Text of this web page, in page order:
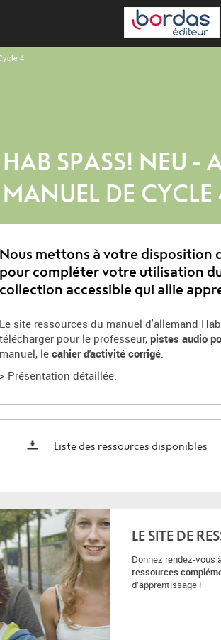
4
HAB SPASS! NEU -
ANUEL DE CYCLE
Nous mettons à votre disposition
pour compléter votre utilisation du
collection accessible qui allie
Le site ressources du manuel d'allemand
télécharger pour le professeur, pistes audio
manuel, lecahier d'activité corrigé.
> Présentation détaillée.
Liste des ressources disponibles
LE SITE DE
Donnez rendez-vous
ressources
d’apprentissage !